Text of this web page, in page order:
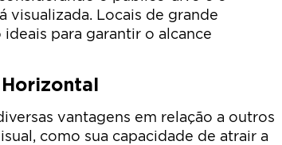
visualizada. Locais de grande
para garantir o alcance
vantagens em relação a outros
como sua capacidade de atrair a